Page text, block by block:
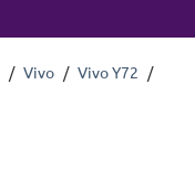
/ Vivo / Vivo Y72 /